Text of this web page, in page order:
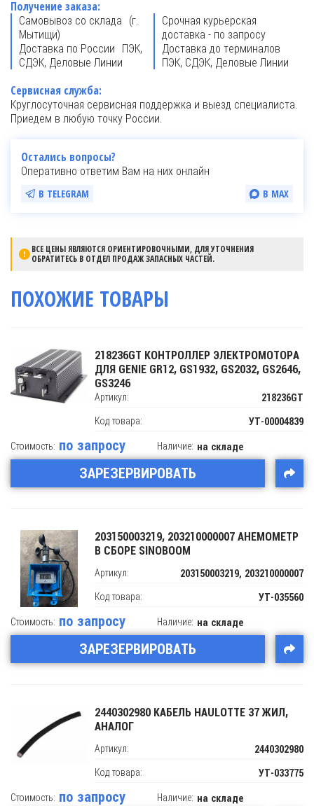
Получение заказа:
Самовывоз со склада (г.
Мытищи)
Срочная курьерская
доставка - по запросу
Доставка по России ПЭК,
СДЭК, Деловые Линии
Доставка до терминалов
ПЭК, СДЭК, Деловые Линии
Сервисная служба:
Круглосуточная сервисная поддержка и выезд специалиста.
Приедем в любую точку России.
Остались вопросы?
Оперативно ответим Вам на них онлайн
В TELEGRAM В MAX
ВСЕ ЦЕНЫ ЯВЛЯЮТСЯ ОРИЕНТИРОВОЧНЫМИ, ДЛЯ УТОЧНЕНИЯ
ОБРАТИТЕСЬ В ОТДЕЛ ПРОДАЖ ЗАПАСНЫХ ЧАСТЕЙ.
ПОХОЖИЕ ТОВАРЫ
218236GT КОНТРОЛЛЕР ЭЛЕКТРОМОТОРА
ДЛЯ GENIE GR12, GS1932, GS2032, GS2646,
GS3246
Артикул:
218236GT
Код товара: УТ-00004839
Стоимость: по запросу
ЗАРЕЗЕРВИРОВАТЬ
Наличие: на складе
203150003219, 203210000007 АНЕМОМЕТР
В СБОРЕ SINOBOOM
Артикул:
203150003219, 203210000007
Код товара: УТ-035560
Стоимость: по запросу
ЗАРЕЗЕРВИРОВАТЬ
Наличие: на складе
2440302980 КАБЕЛЬ HAULOTTE 37 ЖИЛ,
АНАЛОГ
Артикул:
2440302980
Код товара: УТ-033775
Стоимость: по запросу
Наличие: на складе